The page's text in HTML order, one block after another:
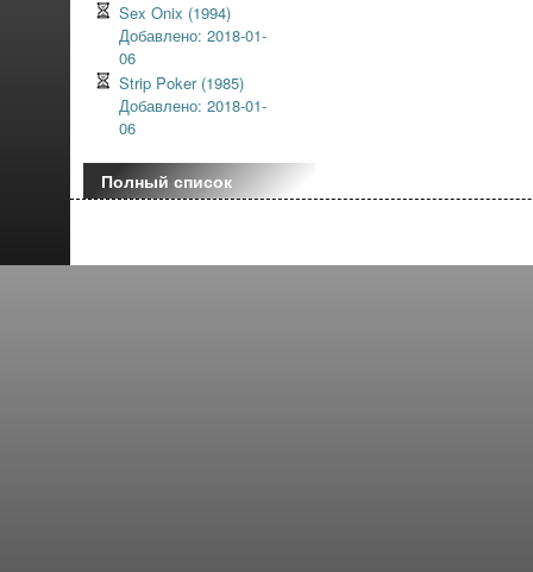
Sex Onix (1994)
Добавлено: 2018-01-
06
Strip Poker (1985)
Добавлено: 2018-01-
06
Полный список